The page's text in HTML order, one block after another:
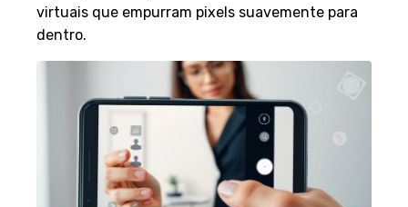
virtuais que empurram pixels suavemente para
dentro.